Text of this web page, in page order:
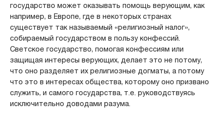
государство может оказывать помощь верующим, как
например, в Европе, где в некоторых странах
существует так называемый «религиозный налог»,
собираемый государством в пользу конфессий.
Светское государство, помогая конфессиям или
защищая интересы верующих, делает это не потому,
что оно разделяет их религиозные догматы, а потому
что это в интересах общества, которому оно призвано
служить, и самого государства, т.е. руководствуясь
исключительно доводами разума.